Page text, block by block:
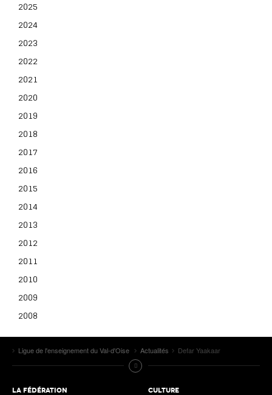
2025
2024
2023
2022
2021
2020
2019
2018
2017
2016
2015
2014
2013
2012
2011
2010
2009
2008
Ligue de l'enseignement du Val-d'Oise Actualités Defar Yaakaar
LA FÉDÉRATION CULTURE